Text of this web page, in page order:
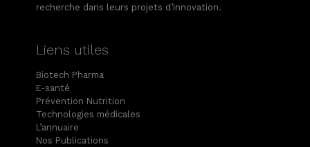
recherche dans leurs projets d’innovation.
Liens utiles
Biotech Pharma
E-santé
Prévention Nutrition
Technologies médicales
L’annuaire
Nos Publications